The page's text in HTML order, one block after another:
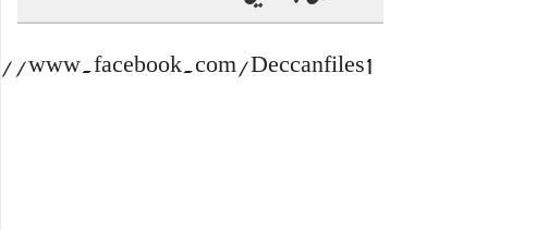
www.facebook.com/Deccanfiles1